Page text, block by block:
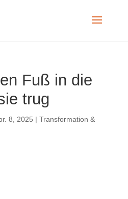
Fuß in die
trug
8, 2025 | Transformation &